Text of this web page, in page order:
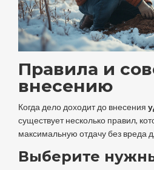
Правила и
внесению
Когда дело доходит до внесения
существует несколько правил,
максимальную отдачу без вреда
Выберите